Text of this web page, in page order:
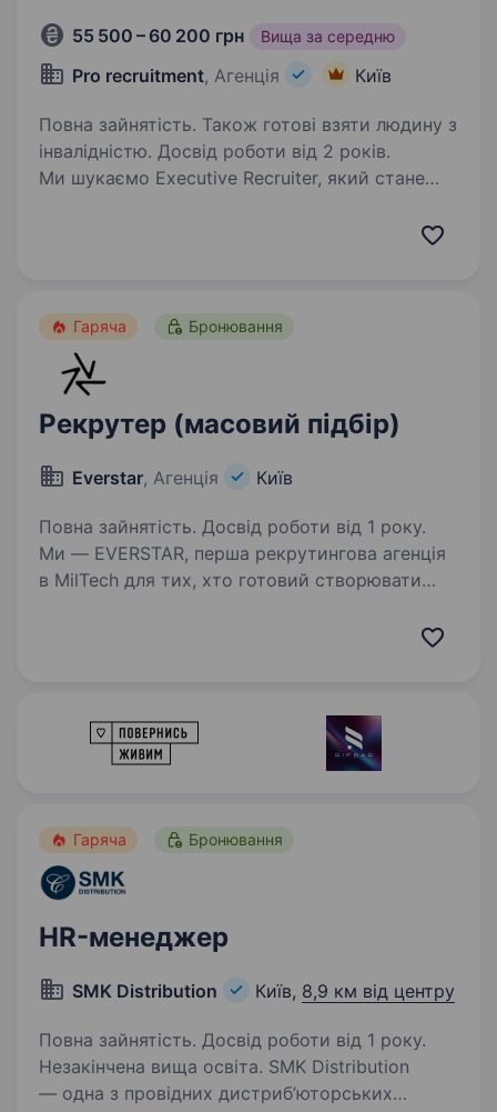
55 500 – 60 200 грн Вища за середню
Pro recruitment, Агенція Київ
Повна зайнятість. Також готові взяти людину з
інвалідністю. Досвід роботи від 2 років.
Ми шукаємо Executive Recruiter, який стане
перевага…
Гаряча Бронювання
Рекрутер (масовий підбір)
Everstar, Агенція Київ
Повна зайнятість. Досвід роботи від 1 року.
Ми — EVERSTAR, перша рекрутингова агенція
в MilTech для тих, хто готовий створювати
розказуємо про роль. Ми шукаємо Рекрутера
Гаряча Бронювання
HR-менеджер
SMK Distribution Київ, 8,9 км від центру
Повна зайнятість. Досвід роботи від 1 року.
Незакінчена вища освіта. SMK Distribution
— одна з провідних дистриб’юторських